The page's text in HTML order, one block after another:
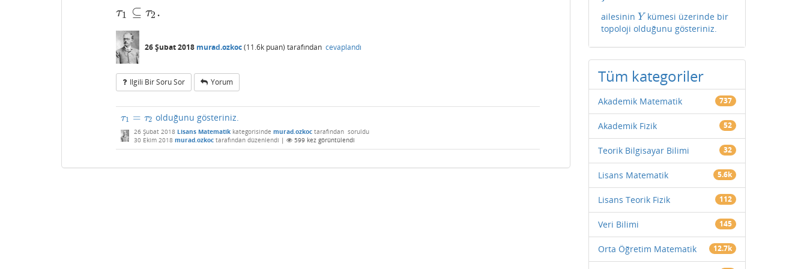
τ1 ⊆ τ2 .
τ ⊆ τ2.
26 Şubat 2018 murad.ozkoc(11.6k puan) tarafından cevaplandı
Ilgili Bir Soru Sor Yorum
τ1 = τ2
τ1 =τ2 olduğunu gösteriniz.
26 Şubat 2018 Lisans Matematik kategorisinde murad.ozkoc tarafından soruldu
30 Ekim 2018 murad.ozkoc tarafından düzenlendi | 599 kez görüntülendi
ailesinin Y
Y kümesi üzerinde bir
topoloji olduğunu gösteriniz.
Tüm kategoriler
Akademik Matematik 737
Akademik Fizik 52
Teorik Bilgisayar Bilimi 32
Lisans Matematik 5.6k
Lisans Teorik Fizik 112
Veri Bilimi 145
Orta Öğretim Matematik 12.7k